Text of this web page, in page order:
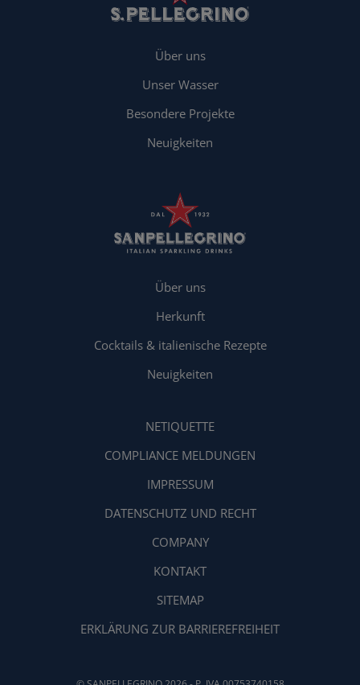
Über uns
Unser Wasser
Besondere Projekte
Neuigkeiten
Über uns
Herkunft
Cocktails & italienische Rezepte
Neuigkeiten
NETIQUETTE
COMPLIANCE MELDUNGEN
IMPRESSUM
DATENSCHUTZ UND RECHT
COMPANY
KONTAKT
SITEMAP
ERKLÄRUNG ZUR BARRIEREFREIHEIT